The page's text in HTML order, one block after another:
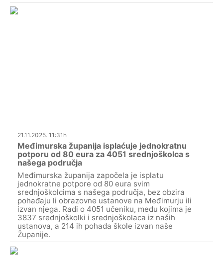
21.11.2025. 11:31h
Međimurska županija isplaćuje jednokratnu
potporu od 80 eura za 4051 srednjoškolca s
našega područja
Međimurska županija započela je isplatu
jednokratne potpore od 80 eura svim
srednjoškolcima s našega područja, bez obzira
pohađaju li obrazovne ustanove na Međimurju ili
izvan njega. Radi o 4051 učeniku, među kojima je
3837 srednjoškolki i srednjoškolaca iz naših
ustanova, a 214 ih pohađa škole izvan naše
Županije.